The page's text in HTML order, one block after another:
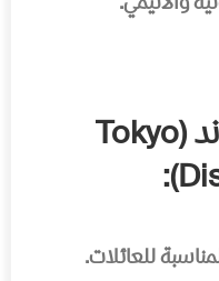
طوكيو ديزني لاند (Tokyo
للعائلات.